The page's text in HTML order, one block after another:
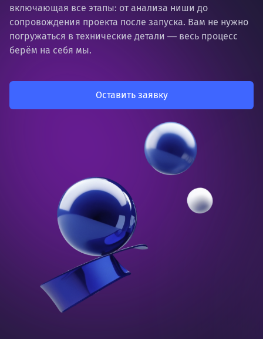
включающая все этапы: от анализа ниши до
сопровождения проекта после запуска. Вам не нужно
погружаться в технические детали ― весь процесс
берём на себя мы.
Оставить заявку